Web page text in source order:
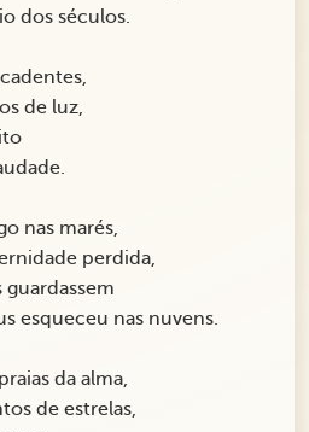
dos séculos.
de luz,
nas marés,
perdida,
esqueceu nas nuvens.
da alma,
de estrelas,